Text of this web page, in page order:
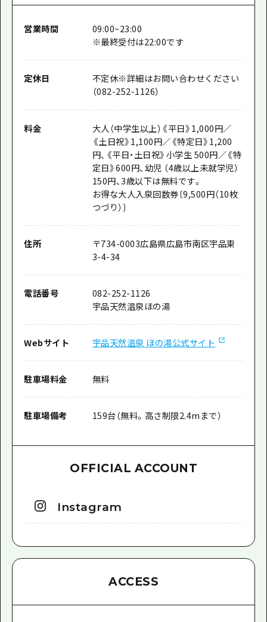
営業時間
09:00~23:00
※最終受付は22:00です
定休日
不定休※詳細はお問い合わせください
（082-252-1126）
料金
大人（中学生以上）《平日》1,000円／
《土日祝》1,100円／《特定日》1,200
円、《平日・土日祝》小学生 500円／《特
定日》600円、幼児 （4歳以上未就学児）
150円、3歳以下は無料です。
お得な大人入泉回数券〔9,500円（10枚
つづり）〕
住所 〒734-0003広島県広島市南区宇品東
3-4-34
電話番号
082-252-1126
宇品天然温泉ほの湯
Webサイト 宇品天然温泉 ほの湯公式サイト
駐車場料金 無料
駐車場備考 159台（無料。高さ制限2.4mまで）
OFFICIAL ACCOUNT
Instagram
ACCESS